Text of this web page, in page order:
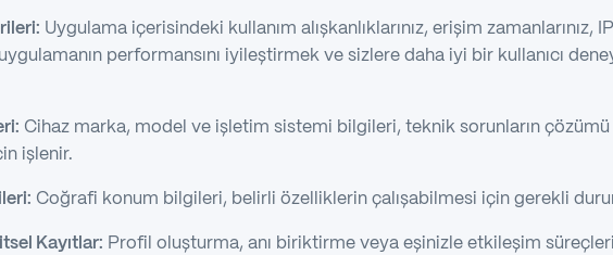
Uygulama içerisindeki kullanım alışkanlıklarınız, erişim zamanlarınız,
performansını iyileştirmek ve sizlere daha iyi bir kullanıcı
Cihaz marka, model ve işletim sistemi bilgileri, teknik sorunların
işlenir.
Coğrafi konum bilgileri, belirli özelliklerin çalışabilmesi için gerekli
Kayıtlar: Profil oluşturma, anı biriktirme veya eşinizle etkileşim